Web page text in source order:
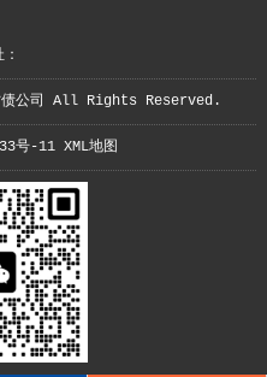
公司 All Rights Reserved.
号-11 XML地图